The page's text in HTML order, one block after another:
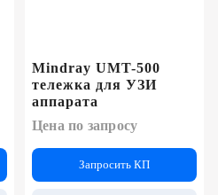
Mindray UMT-500
тележка для УЗИ
аппарата
Цена по запросу
Запросить КП